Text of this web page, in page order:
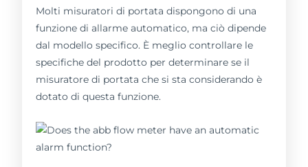
Molti misuratori di portata dispongono di una
funzione di allarme automatico, ma ciò dipende
dal modello specifico. È meglio controllare le
specifiche del prodotto per determinare se il
misuratore di portata che si sta considerando è
dotato di questa funzione.